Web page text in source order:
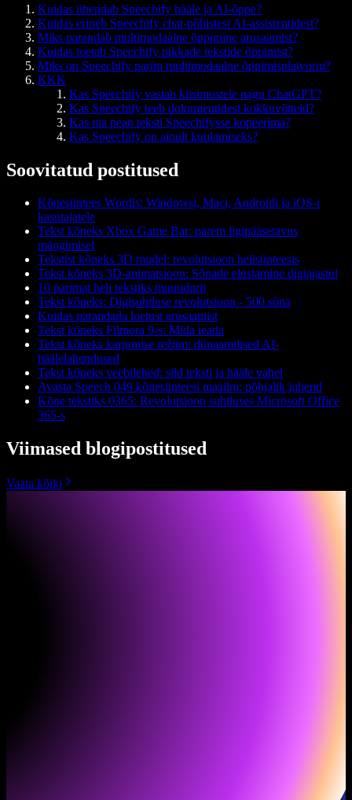
Kuidas ühendab Speechify hääle ja AI-õppe?
Kuidas erineb Speechify chat-põhistest AI-assistentidest?
Miks parandab multimodaalne õppimine arusaamist?
Kuidas toetab Speechify pikkade tekstide õppimist?
Miks on Speechify parim multimodaalne õppimisplatvorm?
KKK
Kas Speechify vastab küsimustele nagu ChatGPT?
Kas Speechify teeb dokumentidest kokkuvõtteid?
Kas ma pean teksti Speechifysse kopeerima?
Kas Speechify on ainult kuulamiseks?
Soovitatud postitused
Kõnesüntees Wordis: Windowsi, Maci, Androidi ja iOS-i
kasutajatele
Tekst kõneks Xbox Game Bar: parem ligipääsetavus
mängimisel
Tekstist kõneks 3D mudel: revolutsioon helisünteesis
Tekst kõneks 3D-animatsioon: Sõnade elustamine digiajastul
10 parimat heli tekstiks muundurit
Tekst kõneks: Digisuhtluse revolutsioon - 500 sõna
Kuidas parandada loetust arusaamist
Tekst kõneks Filmora 9-s: Mida teada
Tekst kõneks karjumise režiim: dünaamilised AI-
häälelahendused
Tekst kõneks veebilehed: sild teksti ja hääle vahel
Avasta Speech 049 kõnesünteesi maailm: põhjalik juhend
Kõne tekstiks 0365: Revolutsioon suhtluses Microsoft Office
365-s
Viimased blogipostitused
Vaata kõiki